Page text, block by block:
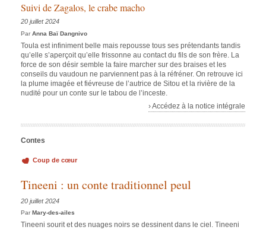
Suivi de Zagalos, le crabe macho
20 juillet 2024
ParAnna Baï Dangnivo
Toula est infiniment belle mais repousse tous ses prétendants tandis
qu’elle s’aperçoit qu’elle frissonne au contact du fils de son frère. La
force de son désir semble la faire marcher sur des braises et les
conseils du vaudoun ne parviennent pas à la réfréner. On retrouve ici
la plume imagée et fiévreuse de l’autrice de Sitou et la rivière de la
nudité pour un conte sur le tabou de l’inceste.
› Accédez à la notice intégrale
Contes
Coup de cœur
Tineeni : un conte traditionnel peul
20 juillet 2024
ParMary-des-ailes
Tineeni sourit et des nuages noirs se dessinent dans le ciel. Tineeni